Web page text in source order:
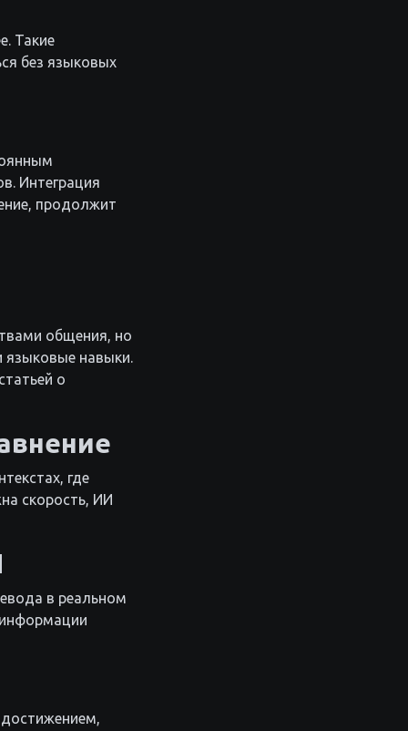
Такие
без языковых
Интеграция
продолжит
общения, но
языковые навыки.
о
где
скорость, ИИ
в реальном